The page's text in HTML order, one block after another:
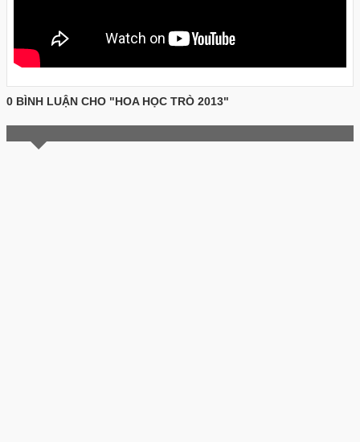
0 BÌNH LUẬN CHO "HOA HỌC TRÒ 2013"